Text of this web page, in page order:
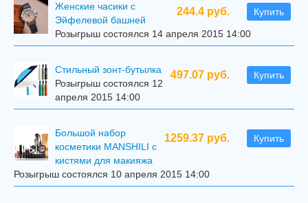
244.4 руб. Купить
Женские часики с
Эйфелевой башней
Розыгрыш состоялся 14 апреля 2015 14:00
497.07 руб. Купить
Стильный зонт-бутылка
Розыгрыш состоялся 12
апреля 2015 14:00
1259.37 руб. Купить
Большой набор
косметики MANSHILI с
кистями для макияжа
Розыгрыш состоялся 10 апреля 2015 14:00